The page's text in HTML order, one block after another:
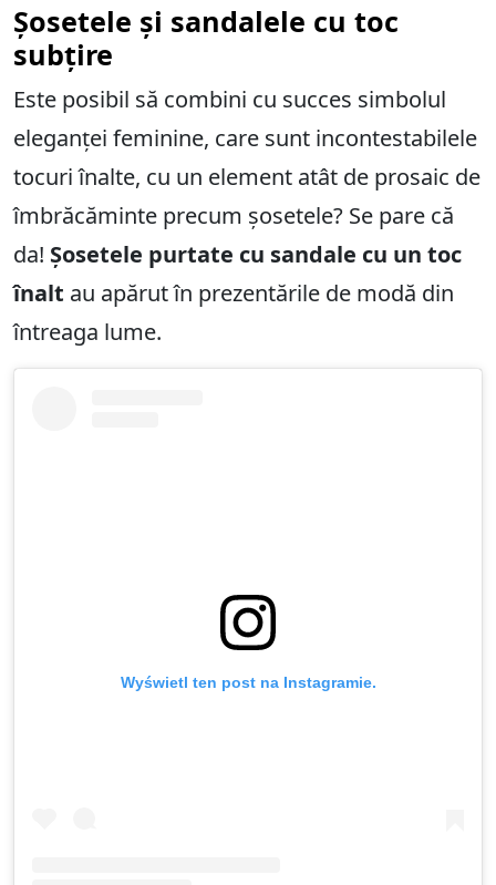
Șosetele și sandalele cu toc
subțire
Este posibil să combini cu succes simbolul
eleganței feminine, care sunt incontestabilele
tocuri înalte, cu un element atât de prosaic de
îmbrăcăminte precum șosetele? Se pare că
da! Șosetele purtate cu sandale cu un toc
înalt au apărut în prezentările de modă din
întreaga lume.
Wyświetl ten post na Instagramie.